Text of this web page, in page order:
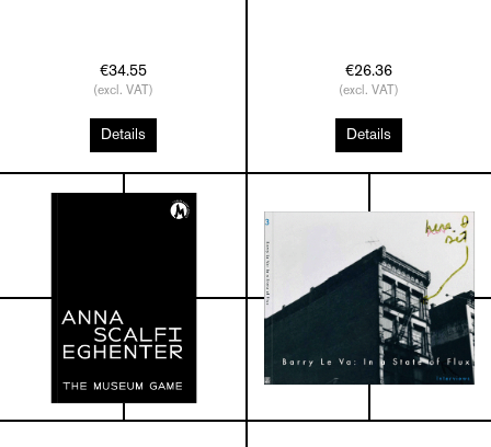
€34.55
(excl. VAT)
Details
€26.36
(excl. VAT)
Details